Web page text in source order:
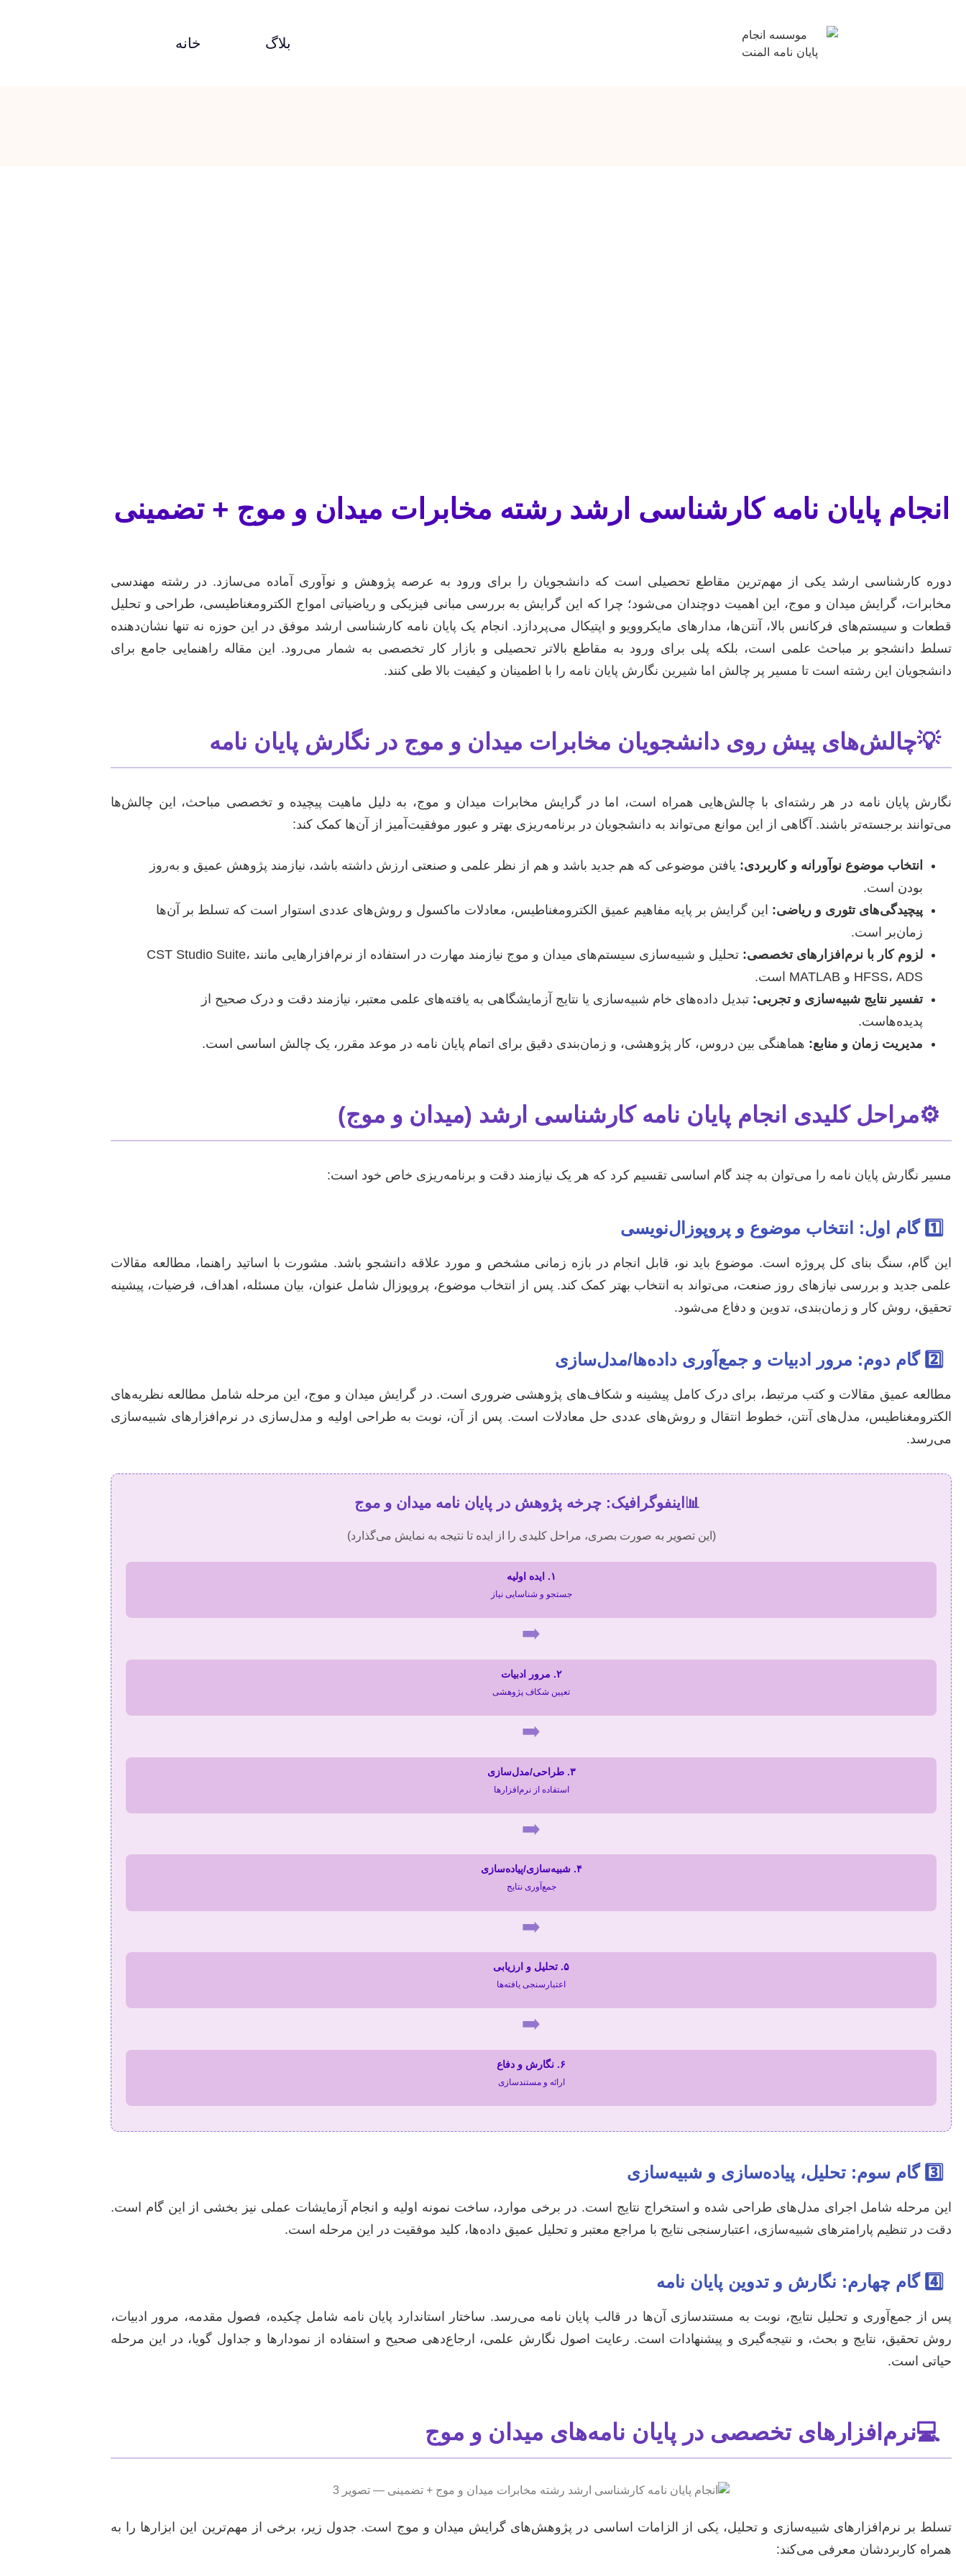
خانه بلاگ
انجام پایان نامه کارشناسی ارشد رشته مخابرات میدان و موج + تضمینی
دوره کارشناسی ارشد یکی از مهم‌ترین مقاطع تحصیلی است که دانشجویان را برای ورود به عرصه پژوهش و نوآوری آماده می‌سازد. در رشته مهندسی
مخابرات، گرایش میدان و موج، این اهمیت دوچندان می‌شود؛ چرا که این گرایش به بررسی مبانی فیزیکی و ریاضیاتی امواج الکترومغناطیسی، طراحی و تحلیل
قطعات و سیستم‌های فرکانس بالا، آنتن‌ها، مدارهای مایکروویو و اپتیکال می‌پردازد. انجام یک پایان نامه کارشناسی ارشد موفق در این حوزه نه تنها نشان‌دهنده
تسلط دانشجو بر مباحث علمی است، بلکه پلی برای ورود به مقاطع بالاتر تحصیلی و بازار کار تخصصی به شمار می‌رود. این مقاله راهنمایی جامع برای
دانشجویان این رشته است تا مسیر پر چالش اما شیرین نگارش پایان نامه را با اطمینان و کیفیت بالا طی کنند.
💡چالش‌های پیش روی دانشجویان مخابرات میدان و موج در نگارش پایان نامه
نگارش پایان نامه در هر رشته‌ای با چالش‌هایی همراه است، اما در گرایش مخابرات میدان و موج، به دلیل ماهیت پیچیده و تخصصی مباحث، این چالش‌ها
می‌توانند برجسته‌تر باشند. آگاهی از این موانع می‌تواند به دانشجویان در برنامه‌ریزی بهتر و عبور موفقیت‌آمیز از آن‌ها کمک کند:
انتخاب موضوع نوآورانه و کاربردی: یافتن موضوعی که هم جدید باشد و هم از نظر علمی و صنعتی ارزش داشته باشد، نیازمند پژوهش عمیق و به‌روز
بودن است.
پیچیدگی‌های تئوری و ریاضی: این گرایش بر پایه مفاهیم عمیق الکترومغناطیس، معادلات ماکسول و روش‌های عددی استوار است که تسلط بر آن‌ها
زمان‌بر است.
لزوم کار با نرم‌افزارهای تخصصی:
تحلیل و شبیه‌سازی سیستم‌های میدان و موج نیازمند مهارت در استفاده از نرم‌افزارهایی مانند CST Studio Suite،
HFSS، ADS و MATLAB است.
تفسیر نتایج شبیه‌سازی و تجربی: تبدیل داده‌های خام شبیه‌سازی یا نتایج آزمایشگاهی به یافته‌های علمی معتبر، نیازمند دقت و درک صحیح از
پدیده‌هاست.
مدیریت زمان و منابع: هماهنگی بین دروس، کار پژوهشی، و زمان‌بندی دقیق برای اتمام پایان نامه در موعد مقرر، یک چالش اساسی است.
⚙️مراحل کلیدی انجام پایان نامه کارشناسی ارشد (میدان و موج)
مسیر نگارش پایان نامه را می‌توان به چند گام اساسی تقسیم کرد که هر یک نیازمند دقت و برنامه‌ریزی خاص خود است:
1️⃣ گام اول: انتخاب موضوع و پروپوزال‌نویسی
این گام، سنگ بنای کل پروژه است. موضوع باید نو، قابل انجام در بازه زمانی مشخص و مورد علاقه دانشجو باشد. مشورت با اساتید راهنما، مطالعه مقالات
علمی جدید و بررسی نیازهای روز صنعت، می‌تواند به انتخاب بهتر کمک کند. پس از انتخاب موضوع، پروپوزال شامل عنوان، بیان مسئله، اهداف، فرضیات، پیشینه
تحقیق، روش کار و زمان‌بندی، تدوین و دفاع می‌شود.
2️⃣ گام دوم: مرور ادبیات و جمع‌آوری داده‌ها/مدل‌سازی
مطالعه عمیق مقالات و کتب مرتبط، برای درک کامل پیشینه و شکاف‌های پژوهشی ضروری است. در گرایش میدان و موج، این مرحله شامل مطالعه نظریه‌های
الکترومغناطیس، مدل‌های آنتن، خطوط انتقال و روش‌های عددی حل معادلات است. پس از آن، نوبت به طراحی اولیه و مدل‌سازی در نرم‌افزارهای شبیه‌سازی
می‌رسد.
📊 اینفوگرافیک: چرخه پژوهش در پایان نامه میدان و موج
(این تصویر به صورت بصری، مراحل کلیدی را از ایده تا نتیجه به نمایش می‌گذارد)
۱. ایده اولیه
جستجو و شناسایی نیاز
➡️
۲. مرور ادبیات
تعیین شکاف پژوهشی
➡️
۳. طراحی/مدل‌سازی
استفاده از نرم‌افزارها
➡️
۴. شبیه‌سازی/پیاده‌سازی
جمع‌آوری نتایج
➡️
۵. تحلیل و ارزیابی
اعتبارسنجی یافته‌ها
➡️
۶. نگارش و دفاع
ارائه و مستندسازی
3️⃣ گام سوم: تحلیل، پیاده‌سازی و شبیه‌سازی
این مرحله شامل اجرای مدل‌های طراحی شده و استخراج نتایج است. در برخی موارد، ساخت نمونه اولیه و انجام آزمایشات عملی نیز بخشی از این گام است.
دقت در تنظیم پارامترهای شبیه‌سازی، اعتبارسنجی نتایج با مراجع معتبر و تحلیل عمیق داده‌ها، کلید موفقیت در این مرحله است.
4️⃣ گام چهارم: نگارش و تدوین پایان نامه
پس از جمع‌آوری و تحلیل نتایج، نوبت به مستندسازی آن‌ها در قالب پایان نامه می‌رسد. ساختار استاندارد پایان نامه شامل چکیده، فصول مقدمه، مرور ادبیات،
روش تحقیق، نتایج و بحث، و نتیجه‌گیری و پیشنهادات است. رعایت اصول نگارش علمی، ارجاع‌دهی صحیح و استفاده از نمودارها و جداول گویا، در این مرحله
حیاتی است.
💻نرم‌افزارهای تخصصی در پایان نامه‌های میدان و موج
تسلط بر نرم‌افزارهای شبیه‌سازی و تحلیل، یکی از الزامات اساسی در پژوهش‌های گرایش میدان و موج است. جدول زیر، برخی از مهم‌ترین این ابزارها را به
همراه کاربردشان معرفی می‌کند: